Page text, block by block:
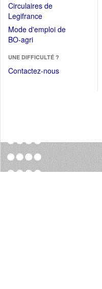
Circulaires de
Legifrance(Ouvrir
dans
une
fenêtre)
Mode d'emploi de
BO-agri(Ouvrir
une
nouvelle
UNE DIFFICULTÉ ?
Contactez-nous